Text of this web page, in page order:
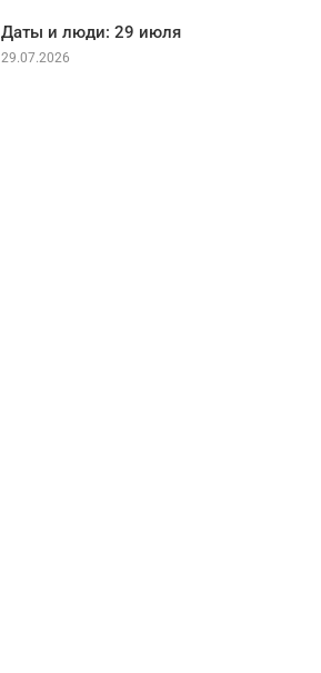
Даты и люди: 29 июля
29.07.2026